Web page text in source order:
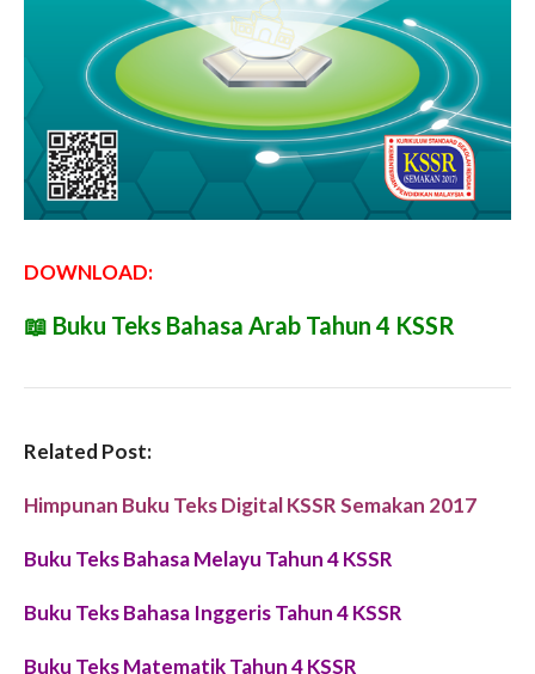
DOWNLOAD:
📖 Buku Teks Bahasa Arab Tahun 4 KSSR
Related Post:
Himpunan Buku Teks Digital KSSR Semakan 2017
Buku Teks Bahasa Melayu Tahun 4 KSSR
Buku Teks Bahasa Inggeris Tahun 4 KSSR
Buku Teks Matematik Tahun 4 KSSR